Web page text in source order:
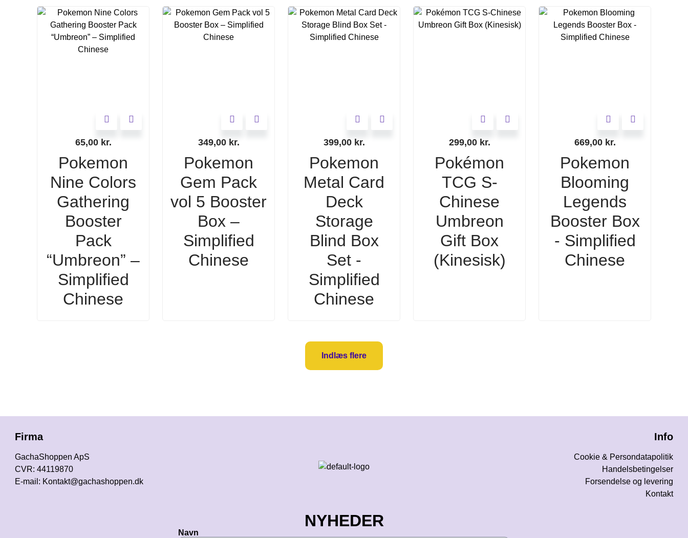
65,00 kr.
Pokemon
Nine Colors
Gathering
Booster
Pack
“Umbreon” –
Simplified
Chinese
349,00 kr.
Pokemon
Gem Pack
vol 5 Booster
Box –
Simplified
Chinese
399,00 kr.
Pokemon
Metal Card
Deck
Storage
Blind Box
Set -
Simplified
Chinese
299,00 kr.
Pokémon
TCG S-
Chinese
Umbreon
Gift Box
(Kinesisk)
669,00 kr.
Pokemon
Blooming
Legends
Booster Box
- Simplified
Chinese
Indlæs flere
Firma
GachaShoppen ApS
CVR: 44119870
E-mail: Kontakt@gachashoppen.dk
Info
Cookie & Persondatapolitik
Handelsbetingelser
Forsendelse og levering
Kontakt
NYHEDER
Navn